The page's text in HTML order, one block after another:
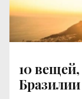
10
Бразилии